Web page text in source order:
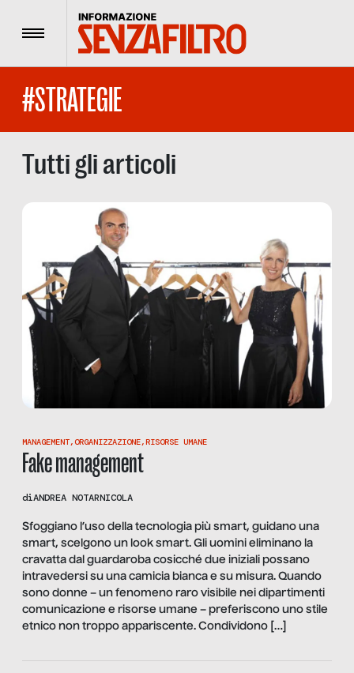
Menu
#STRATEGIE
Tutti gli articoli
MANAGEMENT,ORGANIZZAZIONE,RISORSE UMANE
Fake management
diANDREA NOTARNICOLA
Sfoggiano l’uso della tecnologia più smart, guidano una
smart, scelgono un look smart. Gli uomini eliminano la
cravatta dal guardaroba cosicché due iniziali possano
intravedersi su una camicia bianca e su misura. Quando
sono donne – un fenomeno raro visibile nei dipartimenti
comunicazione e risorse umane – preferiscono uno stile
etnico non troppo appariscente. Condividono […]